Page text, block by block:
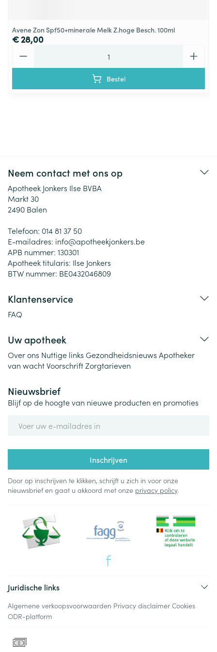
Avene Zon Spf50+minerale Melk Z.hoge Besch. 100ml
€ 28,00
Bestel
Neem contact met ons op
Apotheek Jonkers Ilse BVBA
Markt 30
2490 Balen
Telefoon: 014 81 37 50
E-mailadres: info@apotheekjonkers.be
APB nummer: 130301
Apotheek titularis: Ilse Jonkers
BTW nummer: BE0432046809
Klantenservice
FAQ
Uw apotheek
Over ons Nuttige links Gezondheidsnieuws Apotheker
van wachtVoorschriftZorgtarieven
Nieuwsbrief
Blijf op de hoogte van nieuwe producten en promoties
Inschrijven
Door op inschrijven te klikken, schrijft u zich in voor onze
nieuwsbrief en gaat u akkoord met onze privacy policy.
Juridische links
Algemene verkoopsvoorwaarden Privacy disclaimer Cookies
ODR-platform